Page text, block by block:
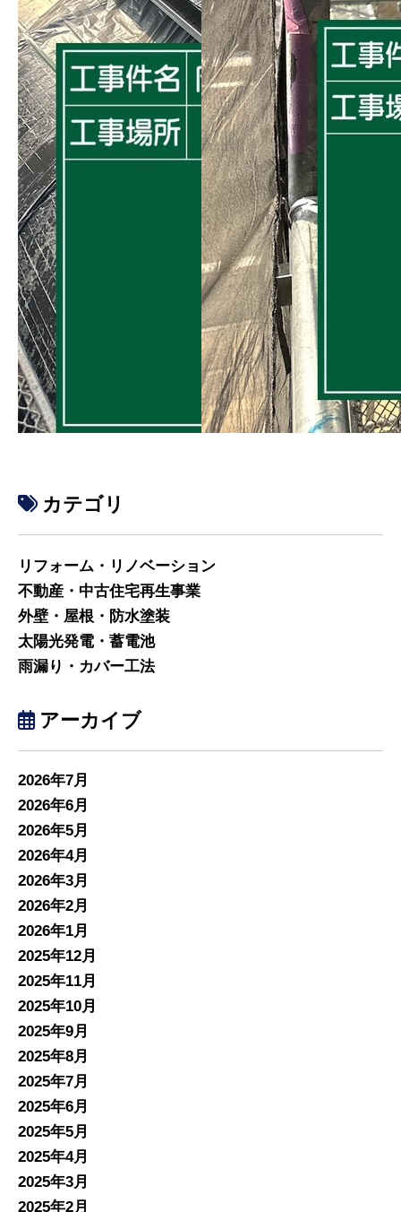
カテゴリ
リフォーム・リノベーション
不動産・中古住宅再生事業
外壁・屋根・防水塗装
太陽光発電・蓄電池
雨漏り・カバー工法
アーカイブ
2026年7月
2026年6月
2026年5月
2026年4月
2026年3月
2026年2月
2026年1月
2025年12月
2025年11月
2025年10月
2025年9月
2025年8月
2025年7月
2025年6月
2025年5月
2025年4月
2025年3月
2025年2月